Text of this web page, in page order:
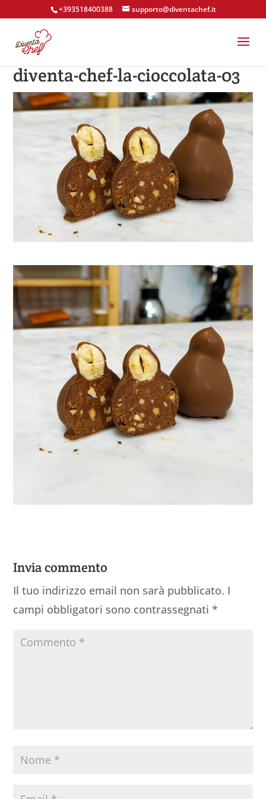
+393518400388 supporto@diventachef.it
diventa-chef-la-cioccolata-03
Invia commento
Il tuo indirizzo email non sarà pubblicato. I
campi obbligatori sono contrassegnati*